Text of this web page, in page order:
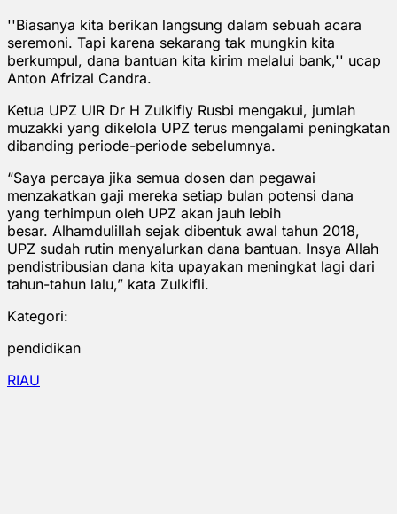
''Biasanya kita berikan langsung dalam sebuah acara
seremoni. Tapi karena sekarang tak mungkin kita
berkumpul, dana bantuan kita kirim melalui bank,'' ucap
Anton Afrizal Candra.
Ketua UPZ UIR Dr H Zulkifly Rusbi mengakui, jumlah
muzakki yang dikelola UPZ terus mengalami peningkatan
dibanding periode-periode sebelumnya.
“Saya percaya jika semua dosen dan pegawai
menzakatkan gaji mereka setiap bulan potensi dana
yang terhimpun oleh UPZ akan jauh lebih
besar. Alhamdulillah sejak dibentuk awal tahun 2018,
UPZ sudah rutin menyalurkan dana bantuan. Insya Allah
pendistribusian dana kita upayakan meningkat lagi dari
tahun-tahun lalu,” kata Zulkifli.
Kategori:
pendidikan
RIAU